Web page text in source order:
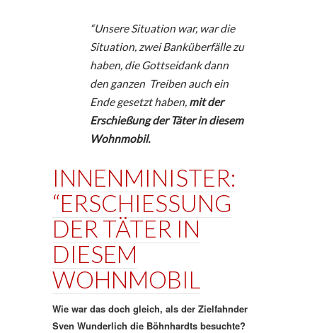
“Unsere Situation war, war die
Situation, zwei Banküberfälle zu
haben, die Gottseidank dann
den ganzen Treiben auch ein
Ende gesetzt haben, mit der
Erschießung der Täter in diesem
Wohnmobil.
INNENMINISTER:
“ERSCHIESSUNG
DER TÄTER IN
DIESEM
WOHNMOBIL
Wie war das doch gleich, als der Zielfahnder
Sven Wunderlich die Böhnhardts besuchte?